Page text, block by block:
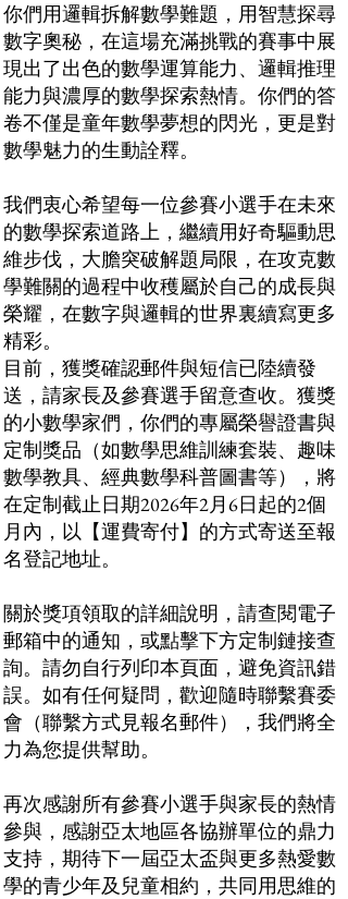
你們用邏輯拆解數學難題，用智慧探尋
數字奧秘，在這場充滿挑戰的賽事中展
現出了出色的數學運算能力、邏輯推理
能力與濃厚的數學探索熱情。你們的答
卷不僅是童年數學夢想的閃光，更是對
數學魅力的生動詮釋。
我們衷心希望每一位參賽小選手在未來
的數學探索道路上，繼續用好奇驅動思
維步伐，大膽突破解題局限，在攻克數
學難關的過程中收穫屬於自己的成長與
榮耀，在數字與邏輯的世界裏續寫更多
精彩。
目前，獲獎確認郵件與短信已陸續發
送，請家長及參賽選手留意查收。獲獎
的小數學家們，你們的專屬榮譽證書與
定制獎品（如數學思維訓練套裝、趣味
數學教具、經典數學科普圖書等），將
在定制截止日期2026年2月6日起的2個
月內，以【運費寄付】的方式寄送至報
名登記地址。
關於獎項領取的詳細說明，請查閱電子
郵箱中的通知，或點擊下方定制鏈接查
詢。請勿自行列印本頁面，避免資訊錯
誤。如有任何疑問，歡迎隨時聯繫賽委
會（聯繫方式見報名郵件），我們將全
力為您提供幫助。
再次感謝所有參賽小選手與家長的熱情
參與，感謝亞太地區各協辦單位的鼎力
支持，期待下一屆亞太盃與更多熱愛數
學的青少年及兒童相約，共同用思維的